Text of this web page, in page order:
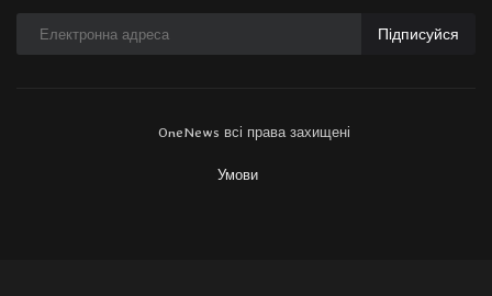
Підписуйся
OneNews всі права захищені
Умови